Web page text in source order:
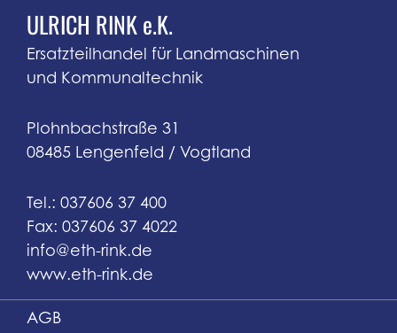
ULRICH RINK e.K.
Ersatzteilhandel für Landmaschinen
und Kommunaltechnik
Plohnbachstraße 31
08485 Lengenfeld / Vogtland
Tel.: 037606 37 400
Fax: 037606 37 4022
info@eth-rink.de
www.eth-rink.de
AGB